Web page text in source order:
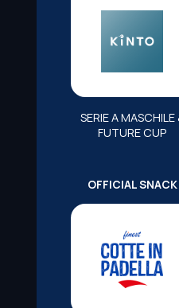
SERIE A MASCHILE
FUTURE CUP
OFFICIAL SNACK